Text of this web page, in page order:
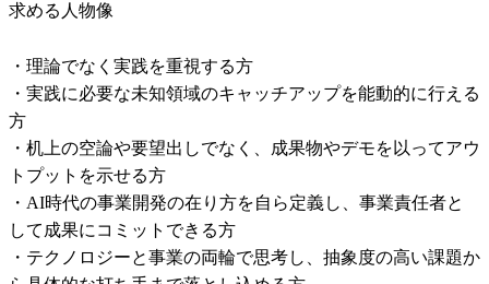
求める人物像
・理論でなく実践を重視する方
・実践に必要な未知領域のキャッチアップを能動的に行える
方
・机上の空論や要望出しでなく、成果物やデモを以ってアウ
トプットを示せる方
・AI時代の事業開発の在り方を自ら定義し、事業責任者と
して成果にコミットできる方
・テクノロジーと事業の両輪で思考し、抽象度の高い課題か